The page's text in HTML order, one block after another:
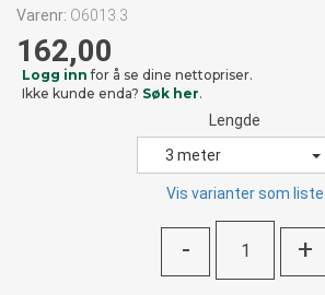
Varenr: O6013.3
162,00
Logg inn for å se dine nettopriser.
Ikke kunde enda? Søk her.
Lengde
3 meter
Vis varianter som liste
- +